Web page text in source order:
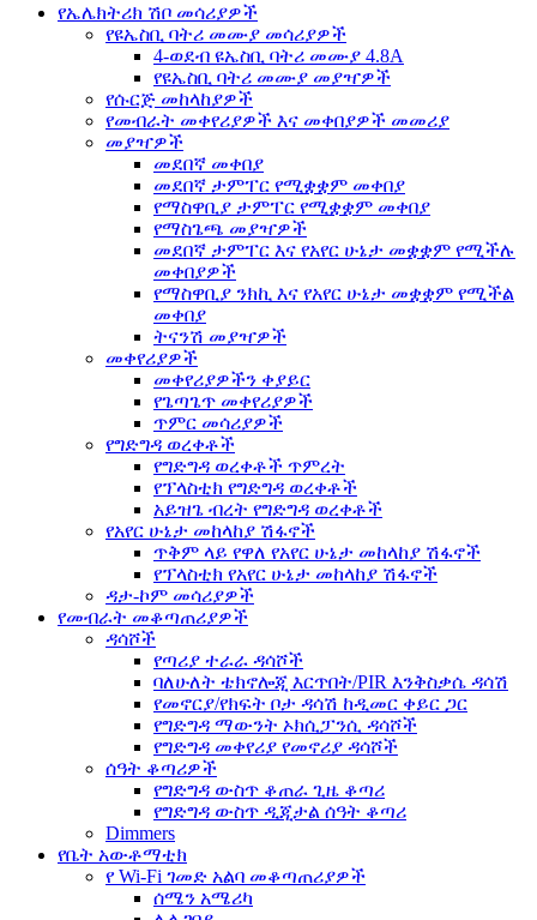
የኤሌክትሪክ ሽቦ መሳሪያዎች
የዩኤስቢ ባትሪ መሙያ መሳሪያዎች
4-ወደብ ዩኤስቢ ባትሪ መሙያ 4.8A
የዩኤስቢ ባትሪ መሙያ መያዣዎች
የሱርጅ መከላከያዎች
የመብራት መቀየሪያዎች እና መቀበያዎች መመሪያ
መያዣዎች
መደበኛ መቀበያ
መደበኛ ታምፐር የሚቋቋም መቀበያ
የማስዋቢያ ታምፐር የሚቋቋም መቀበያ
የማስጌጫ መያዣዎች
መደበኛ ታምፐር እና የአየር ሁኔታ መቋቋም የሚችሉ
መቀበያዎች
የማስዋቢያ ንክኪ እና የአየር ሁኔታ መቋቋም የሚችል
መቀበያ
ትናንሽ መያዣዎች
መቀየሪያዎች
መቀየሪያዎችን ቀያይር
የጌጣጌጥ መቀየሪያዎች
ጥምር መሳሪያዎች
የግድግዳ ወረቀቶች
የግድግዳ ወረቀቶች ጥምረት
የፕላስቲክ የግድግዳ ወረቀቶች
አይዝጌ ብረት የግድግዳ ወረቀቶች
የአየር ሁኔታ መከላከያ ሽፋኖች
ጥቅም ላይ የዋለ የአየር ሁኔታ መከላከያ ሽፋኖች
የፕላስቲክ የአየር ሁኔታ መከላከያ ሽፋኖች
ዳታ-ኮም መሳሪያዎች
የመብራት መቆጣጠሪያዎች
ዳሳሾች
የጣሪያ ተራራ ዳሳሾች
ባለሁለት ቴክኖሎጂ እርጥበት/PIR እንቅስቃሴ ዳሳሽ
የመኖርያ/የክፍት ቦታ ዳሳሽ ከዲመር ቀይር ጋር
የግድግዳ ማውንት ኦክሲፓንሲ ዳሳሾች
የግድግዳ መቀየሪያ የመኖሪያ ዳሳሾች
ሰዓት ቆጣሪዎች
የግድግዳ ውስጥ ቆጠራ ጊዜ ቆጣሪ
የግድግዳ ውስጥ ዲጂታል ሰዓት ቆጣሪ
Dimmers
የቤት አውቶማቲክ
የ Wi-Fi ገመድ አልባ መቆጣጠሪያዎች
ሰሜን አሜሪካ